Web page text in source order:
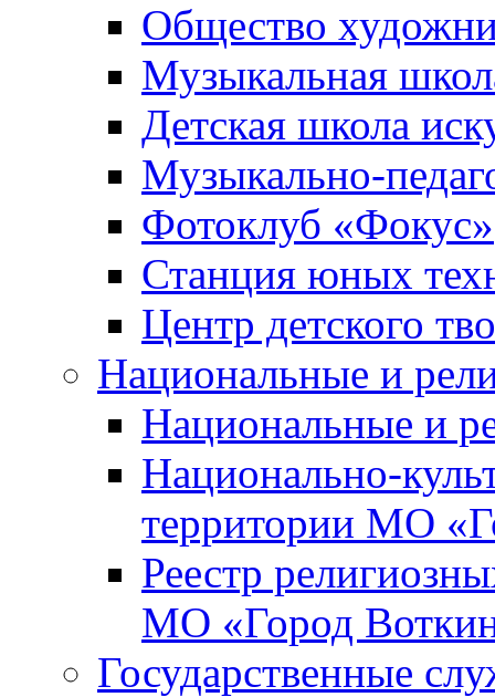
Общество
Музыкальная
Детская школа
Музыкально-
Фотоклуб «Фокус»
Станция юных
Центр детского
Национальные и
Национальные и
Национально-
территории МО
Реестр
МО «Город
Государственные